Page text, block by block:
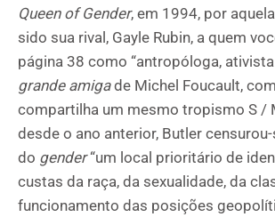
Queen of Gender, em 1994, por
sido sua rival, Gayle Rubin, a quem
página 38 como “antropóloga, ativista
grande amigade Michel Foucault,
compartilha um mesmo tropismo S /
desde o ano anterior, Butler
do gender“um local prioritário de
custas da raça, da sexualidade, da
funcionamento das posições